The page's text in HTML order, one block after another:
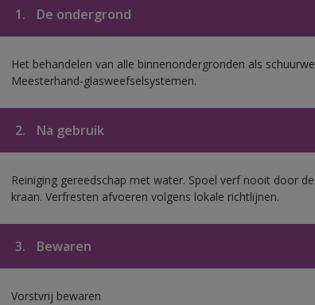
1. De ondergrond
Het behandelen van alle binnenondergronden als
Meesterhand-glasweefselsystemen.
2. Na gebruik
Reiniging gereedschap met water. Spoel verf nooit door
kraan. Verfresten afvoeren volgens lokale richtlijnen.
3. Bewaren
Vorstvrij bewaren